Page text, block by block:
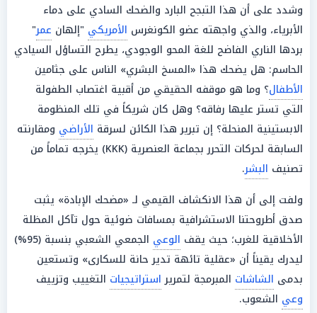
وشدد على أن هذا التبجح البارد والضحك السادي على دماء
الأبرياء، والذي واجهته عضو الكونغرس الأمريكي "إلهان عمر"
بردها الناري الفاضح للغة المحو الوجودي، يطرح التساؤل السيادي
الحاسم: هل يضحك هذا «المسخ البشري» الناس على جثامين
الأطفال؟ وما هو موقفه الحقيقي من أقبية اغتصاب الطفولة
التي تستر عليها رفاقه؟ وهل كان شريكاً في تلك المنظومة
الابستينية المنحلة؟ إن تبرير هذا الكائن لسرقة الأراضي ومقارنته
السابقة لحركات التحرر بجماعة العنصرية (KKK) يخرجه تماماً من
تصنيف البشر.
ولفت إلى أن هذا الانكشاف القيمي لـ «مضحك الإبادة» يثبت
صدق أطروحتنا الاستشرافية بمسافات ضوئية حول تآكل المظلة
الأخلاقية للغرب؛ حيث يقف الوعي
الجمعي الشعبي بنسبة (95%)
ليدرك يقيناً أن «عقلية تائهة تدير حانة للسكارى» وتستعين
بدمى الشاشات المبرمجة لتمريراستراتيجيات التغييب وتزييف
وعي الشعوب.